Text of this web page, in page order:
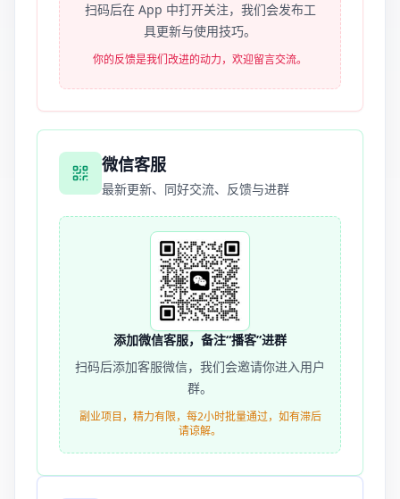
扫码后在 App 中打开关注，我们会发布工
具更新与使用技巧。
你的反馈是我们改进的动力，欢迎留言交流。
微信客服
最新更新、同好交流、反馈与进群
添加微信客服，备注“播客”进群
扫码后添加客服微信，我们会邀请你进入用户
群。
副业项目，精力有限，每2小时批量通过，如有滞后
请谅解。